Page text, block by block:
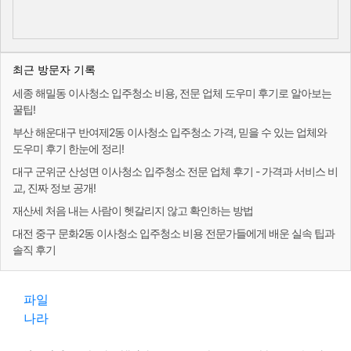
최근 방문자 기록
세종 해밀동 이사청소 입주청소 비용, 전문 업체 도우미 후기로 알아보는
꿀팁!
부산 해운대구 반여제2동 이사청소 입주청소 가격, 믿을 수 있는 업체와
도우미 후기 한눈에 정리!
대구 군위군 산성면 이사청소 입주청소 전문 업체 후기 - 가격과 서비스 비
교, 진짜 정보 공개!
재산세 처음 내는 사람이 헷갈리지 않고 확인하는 방법
대전 중구 문화2동 이사청소 입주청소 비용 전문가들에게 배운 실속 팁과
솔직 후기
파일
나라